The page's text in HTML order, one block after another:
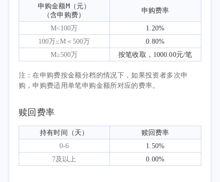
在1.2%，物价总体平稳。A股市场方面，二季
度在政策预期升温、科技产业催化及流动性环
境改善等因素推动下，市场风格出现显著切
换，资金从前期表现稳健的红利防御板块向成
金融、公用事业等为代表的传统价值板块则相
中证红利低波动指数由股息率较高且波动
行、交通运输、公用事业等高股息板块，具备
较强的防御属性和价值风格特征。二季度在A
股市场风格明显切换、资金从防御板块向成长
申购金额M（元）
（含申购费）
申购费率
M<100万
1.20%
100万≤M＜500万
0.80%
M≥500万
按笔收取，1000.00元/笔
注：在申购费按金额分档的情况下，如果投资者多次申
购，申购费适用单笔申购金额所对应的费率。
赎回费率
持有时间（天）
赎回费率
0-6
1.50%
7及以上
0.00%